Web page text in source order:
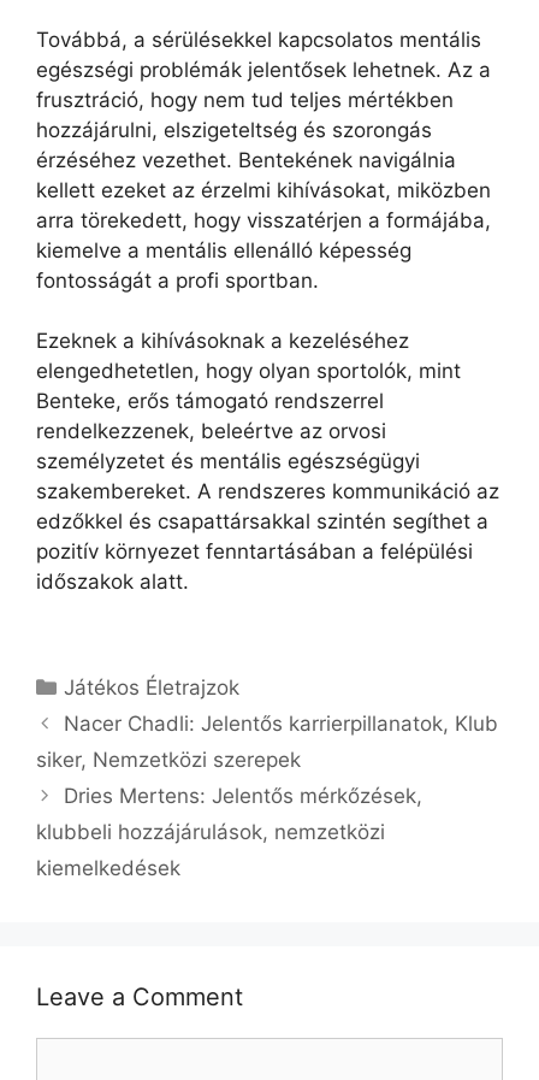
Továbbá, a sérülésekkel kapcsolatos mentális
egészségi problémák jelentősek lehetnek. Az a
frusztráció, hogy nem tud teljes mértékben
hozzájárulni, elszigeteltség és szorongás
érzéséhez vezethet. Bentekének navigálnia
kellett ezeket az érzelmi kihívásokat, miközben
arra törekedett, hogy visszatérjen a formájába,
kiemelve a mentális ellenálló képesség
fontosságát a profi sportban.
Ezeknek a kihívásoknak a kezeléséhez
elengedhetetlen, hogy olyan sportolók, mint
Benteke, erős támogató rendszerrel
rendelkezzenek, beleértve az orvosi
személyzetet és mentális egészségügyi
szakembereket. A rendszeres kommunikáció az
edzőkkel és csapattársakkal szintén segíthet a
pozitív környezet fenntartásában a felépülési
időszakok alatt.
Categories
Játékos Életrajzok
Nacer Chadli: Jelentős karrierpillanatok, Klub
siker, Nemzetközi szerepek
Dries Mertens: Jelentős mérkőzések,
klubbeli hozzájárulások, nemzetközi
kiemelkedések
Leave a Comment